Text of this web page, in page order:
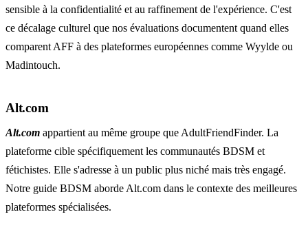
sensible à la confidentialité et au raffinement de l'expérience. C'est
ce décalage culturel que nos évaluations documentent quand elles
comparent AFF à des plateformes européennes comme Wyylde ou
Madintouch.
Alt.com
Alt.com appartient au même groupe que AdultFriendFinder. La
plateforme cible spécifiquement les communautés BDSM et
fétichistes. Elle s'adresse à un public plus niché mais très engagé.
Notre guide BDSM aborde Alt.com dans le contexte des meilleures
plateformes spécialisées.